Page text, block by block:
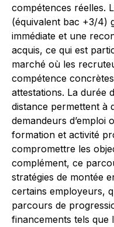
compétences réelles.
(équivalent bac +3/4)
immédiate et une
acquis, ce qui est
marché où les
compétence
attestations. La durée
distance permettent à
demandeurs d’emploi
formation et activité
compromettre les
complément, ce
stratégies de montée
certains employeurs,
parcours de
financements tels que